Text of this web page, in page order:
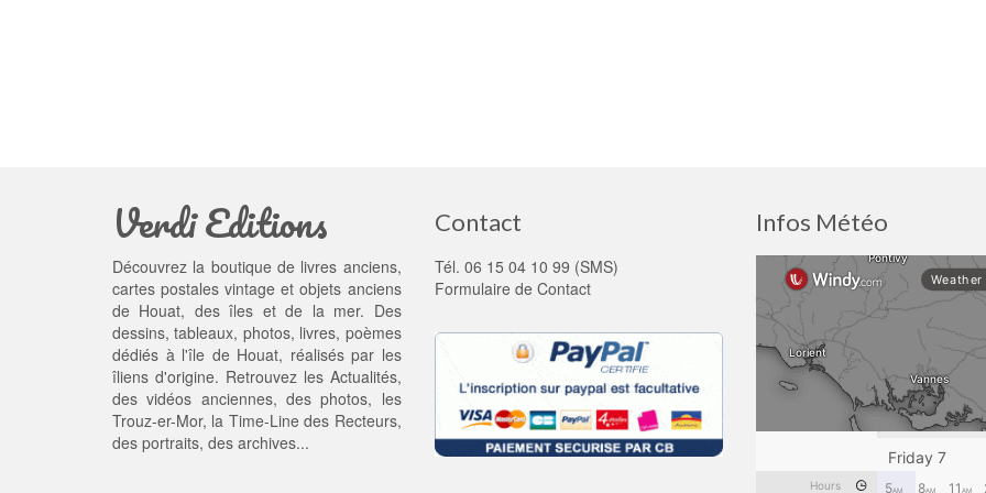
Verdi Editions
Découvrez la boutique de livres anciens,
cartes postales vintage et objets anciens
de Houat, des îles et de la mer. Des
dessins, tableaux, photos, livres, poèmes
dédiés à l'île de Houat, réalisés par les
îliens d'origine. Retrouvez les Actualités,
desvidéos anciennes, desphotos, les
Trouz-er-Mor, la Time-Line des Recteurs,
des portraits, des archives...
Contact
Tél. 06 15 04 10 99 (SMS)
Formulaire de Contact
Infos Météo